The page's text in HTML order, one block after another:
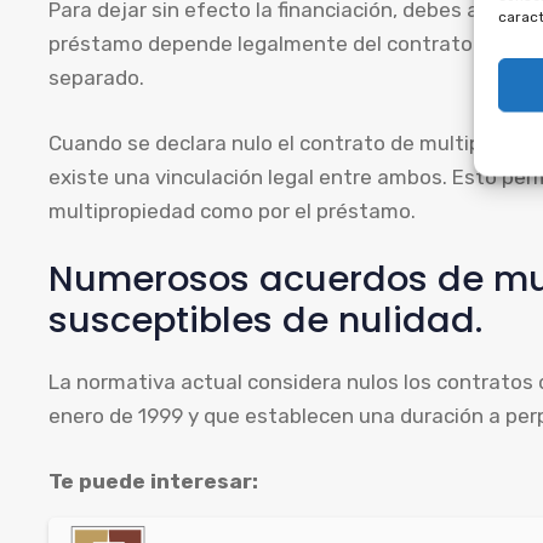
Para dejar sin efecto la financiación, debes anular
préstamo depende legalmente del contrato de
separado.
Cuando se declara nulo el contrato de
existe una vinculación legal entre ambos. Esto
multipropiedad como por el préstamo.
Numerosos acuerdos de
susceptibles de nulidad.
La normativa actual considera nulos los
enero de 1999 y que establecen una duración a
Te puede interesar: